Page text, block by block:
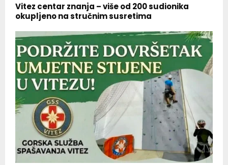
Vitez centar znanja – više od 200 sudionika
okupljeno na stručnim susretima